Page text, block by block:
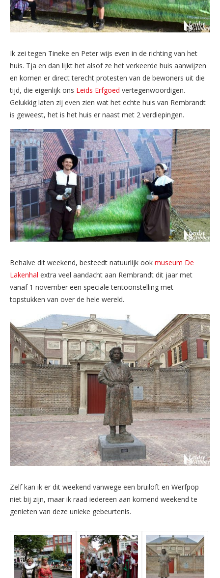
Ik zei tegen Tineke en Peter wijs even in de richting van het
huis. Tja en dan lijkt het alsof ze het verkeerde huis aanwijzen
en komen er direct terecht protesten van de bewoners uit die
tijd, die eigenlijk ons Leids Erfgoed vertegenwoordigen.
Gelukkig laten zij even zien wat het echte huis van Rembrandt
is geweest, het is het huis er naast met 2 verdiepingen.
Behalve dit weekend, besteedt natuurlijk ook museum De
Lakenhal extra veel aandacht aan Rembrandt dit jaar met
vanaf 1 november een speciale tentoonstelling met
topstukken van over de hele wereld.
Zelf kan ik er dit weekend vanwege een bruiloft en Werfpop
niet bij zijn, maar ik raad iedereen aan komend weekend te
genieten van deze unieke gebeurtenis.